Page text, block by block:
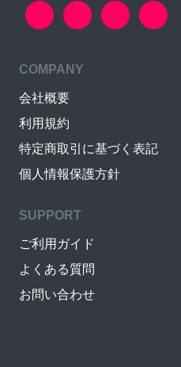
COMPANY
会社概要
利用規約
特定商取引に基づく表記
個人情報保護方針
SUPPORT
ご利用ガイド
よくある質問
お問い合わせ